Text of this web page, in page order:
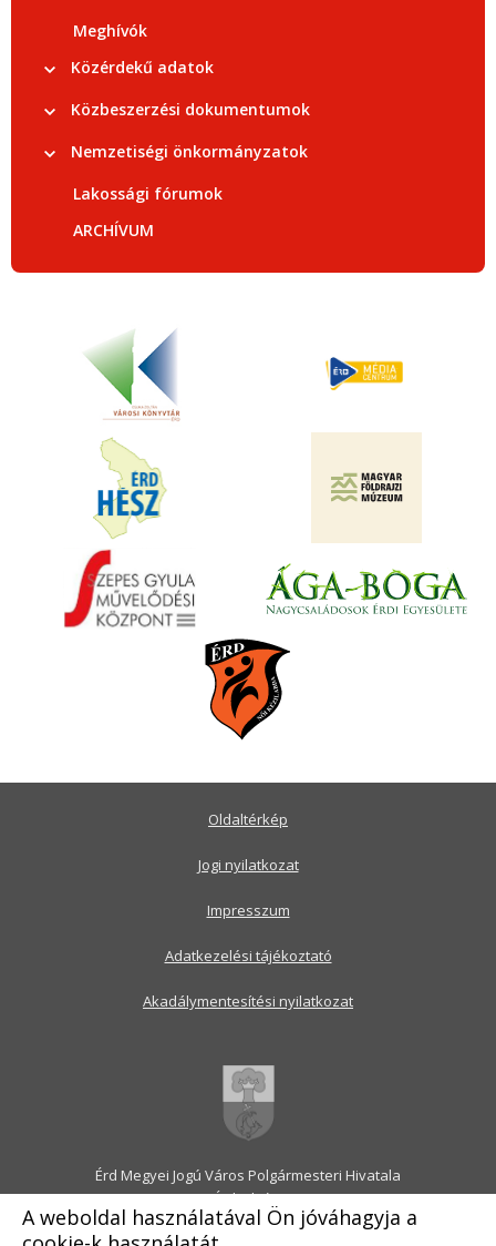
A weboldal használatával Ön jóváhagyja a
Meghívók
Közérdekű adatok
Közbeszerzési dokumentumok
Nemzetiségi önkormányzatok
Lakossági fórumok
ARCHÍVUM
Érd Megyei Jogú Város Polgármesteri Hivatala
2030 Érd, Alsó utca 1.
Levélcím: 2031 Érd, Pf.: 31
Oldaltérkép
Jogi nyilatkozat
Impresszum
Adatkezelési tájékoztató
Akadálymentesítési nyilatkozat